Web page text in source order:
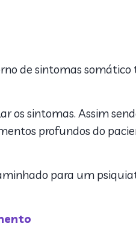
de sintomas
os sintomas. Assim
profundos do
para um